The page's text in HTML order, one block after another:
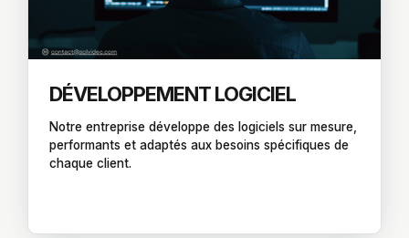
DÉVELOPPEMENT LOGICIEL
Notre entreprise développe des logiciels sur mesure,
performants et adaptés aux besoins spécifiques de
chaque client.